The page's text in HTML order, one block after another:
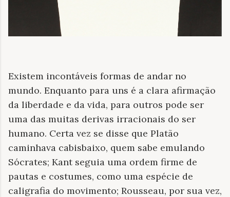
Existem incontáveis formas de andar no
mundo. Enquanto para uns é a clara afirmação
da liberdade e da vida, para outros pode ser
uma das muitas derivas irracionais do ser
humano. Certa vez se disse que Platão
caminhava cabisbaixo, quem sabe emulando
Sócrates; Kant seguia uma ordem firme de
pautas e costumes, como uma espécie de
caligrafia do movimento; Rousseau, por sua vez,